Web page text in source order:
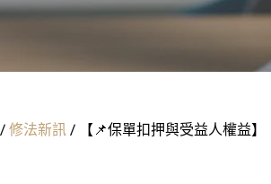
/修法新訊 / 【📌保單扣押與受益人權益】